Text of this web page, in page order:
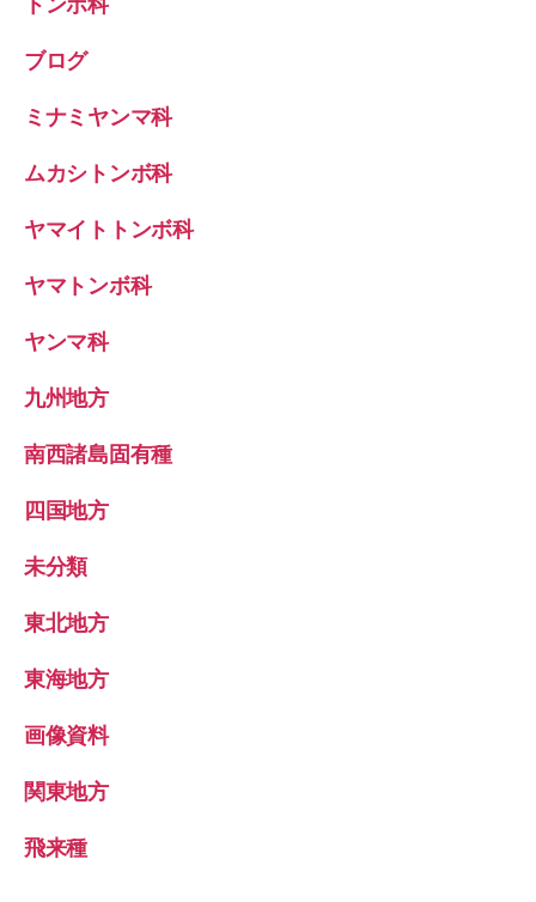
ブログ
ミナミヤンマ科
ムカシトンボ科
ヤマイトトンボ科
ヤマトンボ科
ヤンマ科
九州地方
南西諸島固有種
四国地方
未分類
東北地方
東海地方
画像資料
関東地方
飛来種